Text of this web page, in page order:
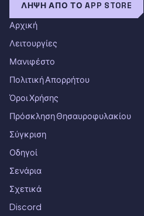
ΛΉΨΗ ΑΠΌ ΤΟ APP STORE
Αρχική
Λειτουργίες
Μανιφέστο
Πολιτική Απορρήτου
Όροι Χρήσης
Πρόσκληση Θησαυροφυλακίου
Σύγκριση
Οδηγοί
Σενάρια
Σχετικά
Discord